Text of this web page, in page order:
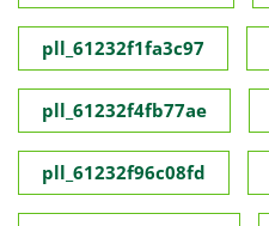
pll_61232f1fa3c97
pll_61232f4fb77ae
pll_61232f96c08fd